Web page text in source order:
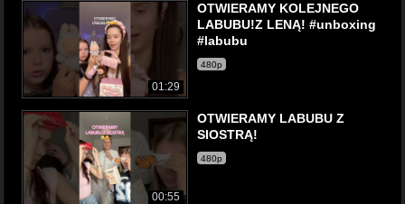
01:29
OTWIERAMY KOLEJNEGO
LABUBU!Z LENĄ! #unboxing
#labubu
480p
00:55
OTWIERAMY LABUBU Z
SIOSTRĄ!
480p